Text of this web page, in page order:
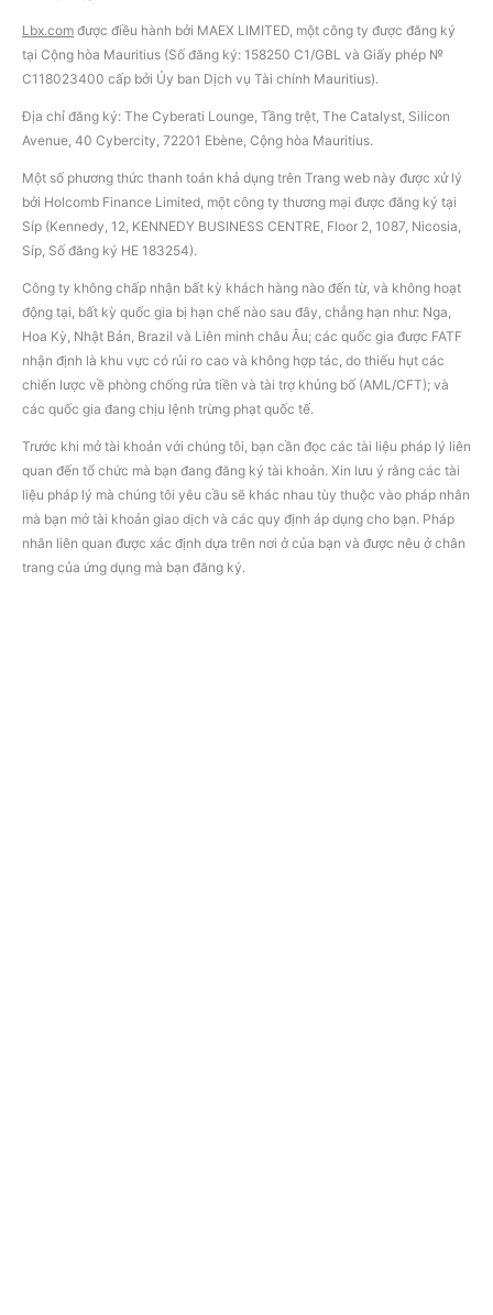
Lbx.com được điều hành bởi MAEX LIMITED, một công ty được đăng ký
tại Cộng hòa Mauritius (Số đăng ký: 158250 C1/GBL và Giấy phép №
С118023400 cấp bởi Ủy ban Dịch vụ Tài chính Mauritius).
Địa chỉ đăng ký: The Cyberati Lounge, Tầng trệt, The Catalyst, Silicon
Avenue, 40 Cybercity, 72201 Ebène, Cộng hòa Mauritius.
Một số phương thức thanh toán khả dụng trên Trang web này được xử lý
bởi Holcomb Finance Limited, một công ty thương mại được đăng ký tại
Síp (Kennedy, 12, KENNEDY BUSINESS CENTRE, Floor 2, 1087, Nicosia,
Síp, Số đăng ký HE 183254).
Công ty không chấp nhận bất kỳ khách hàng nào đến từ, và không hoạt
động tại, bất kỳ quốc gia bị hạn chế nào sau đây, chẳng hạn như: Nga,
Hoa Kỳ, Nhật Bản, Brazil và Liên minh châu Âu; các quốc gia được FATF
nhận định là khu vực có rủi ro cao và không hợp tác, do thiếu hụt các
chiến lược về phòng chống rửa tiền và tài trợ khủng bố (AML/CFT); và
các quốc gia đang chịu lệnh trừng phạt quốc tế.
Trước khi mở tài khoản với chúng tôi, bạn cần đọc các tài liệu pháp lý liên
quan đến tổ chức mà bạn đang đăng ký tài khoản. Xin lưu ý rằng các tài
liệu pháp lý mà chúng tôi yêu cầu sẽ khác nhau tùy thuộc vào pháp nhân
mà bạn mở tài khoản giao dịch và các quy định áp dụng cho bạn. Pháp
nhân liên quan được xác định dựa trên nơi ở của bạn và được nêu ở chân
trang của ứng dụng mà bạn đăng ký.